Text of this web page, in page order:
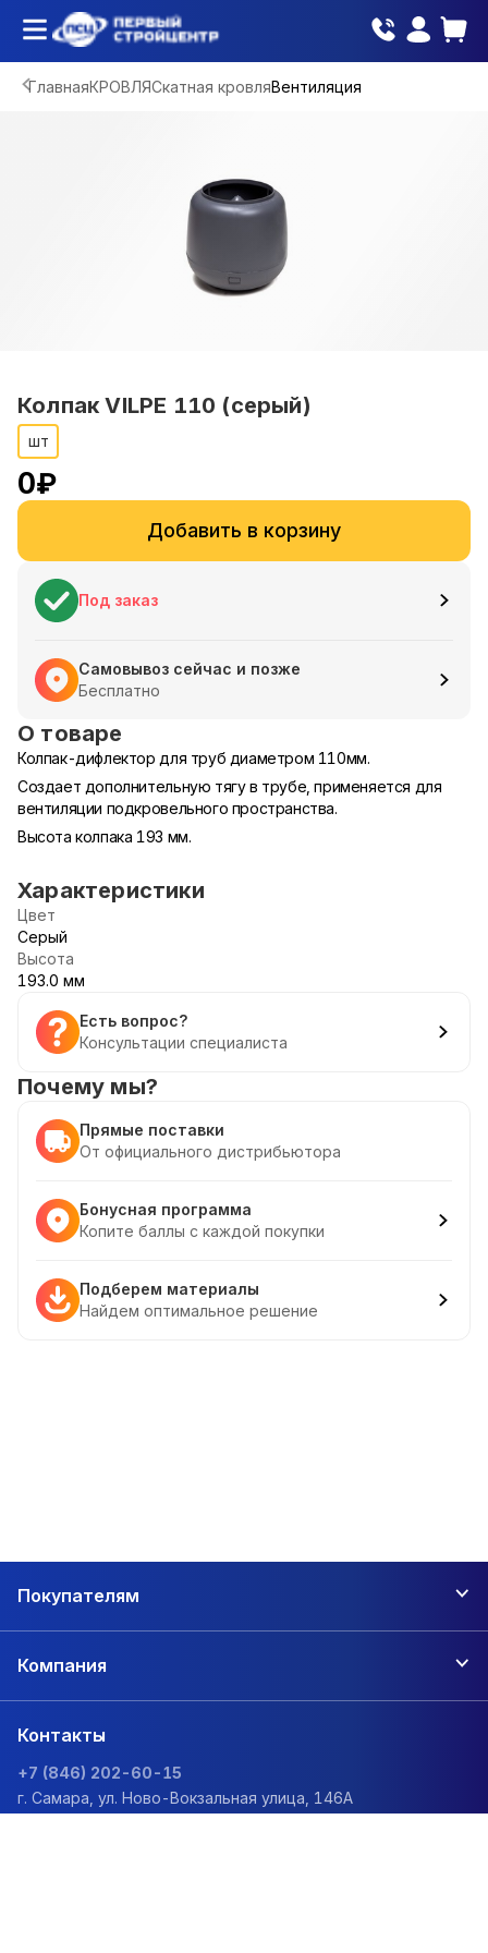
ГлавнаяКРОВЛЯСкатная кровляВентиляция
Колпак VILPE 110 (серый)
шт
0₽
Добавить в корзину
Под заказ
Самовывоз сейчас и позже
Бесплатно
О товаре
Колпак-дифлектор для труб диаметром 110мм.
Создает дополнительную тягу в трубе, применяется для
вентиляции подкровельного пространства.
Высота колпака 193 мм.
Характеристики
Цвет
Серый
Высота
193.0 мм
Есть вопрос?
Консультации специалиста
Почему мы?
Прямые поставки
От официального дистрибьютора
Бонусная программа
Копите баллы с каждой покупки
Подберем материалы
Найдем оптимальное решение
Покупателям
Компания
Контакты
+7 (846) 202-60-15
г. Самара, ул. Ново-Вокзальная улица, 146А